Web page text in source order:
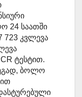
24 საათში
723 კვლევა
ტესტით.
ბოლო